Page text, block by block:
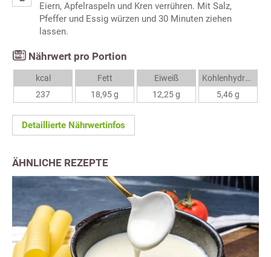
Eiern, Apfelraspeln und Kren verrühren. Mit Salz,
Pfeffer und Essig würzen und 30 Minuten ziehen
lassen.
Nährwert pro Portion
kcal
237
Fett
18,95 g
Eiweiß
12,25 g
Kohlenhydrate
5,46 g
Detaillierte Nährwertinfos
ÄHNLICHE REZEPTE